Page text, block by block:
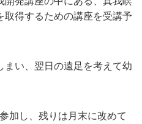
得するための講座を受講予
い、翌日の遠足を考えて幼
加し、残りは月末に改めて